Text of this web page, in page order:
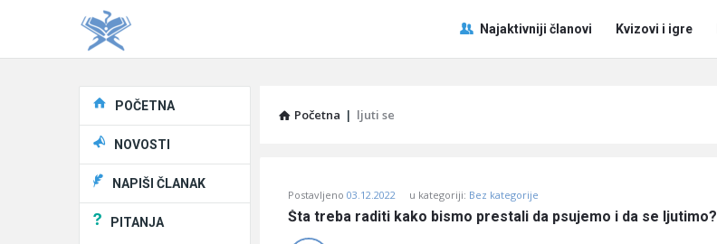
Pitaj
Učene
Najaktivniji članovi Kvizovi i igre
Početna | ljuti se
Učene
Postavljeno 03.12.2022 u kategoriji: Bez kategorije
Šta treba raditi kako bismo prestali da psujemo i da se ljutimo?
Explore
POČETNA
NOVOSTI
NAPIŠI ČLANAK
PITANJA